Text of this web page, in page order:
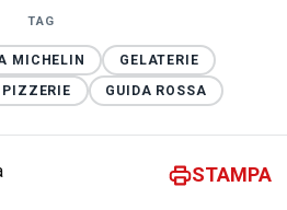
TAG
MICHELIN
GELATERIE
PIZZERIE GUIDA ROSSA
STAMPA